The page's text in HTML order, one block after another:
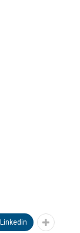
Linkedin